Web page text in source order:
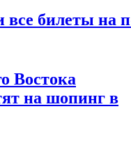
билеты на
Востока
на шопинг в